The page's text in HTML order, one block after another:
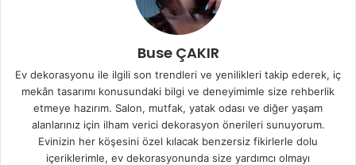
Buse ÇAKIR
Ev dekorasyonu ile ilgili son trendleri ve yenilikleri takip ederek, iç
mekân tasarımı konusundaki bilgi ve deneyimimle size rehberlik
etmeye hazırım. Salon, mutfak, yatak odası ve diğer yaşam
alanlarınız için ilham verici dekorasyon önerileri sunuyorum.
Evinizin her köşesini özel kılacak benzersiz fikirlerle dolu
içeriklerimle, ev dekorasyonunda size yardımcı olmayı